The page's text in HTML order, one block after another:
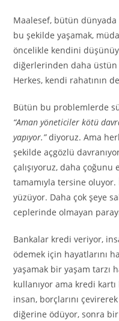
Maalesef, bütün
bu şekilde yaşamak,
öncelikle kendini
diğerlerinden daha üstün
Herkes, kendi rahatının
Bütün bu problemlerde
“Aman yöneticiler kötü
yapıyor.”diyoruz. Ama
şekilde açgözlü
çalışıyoruz, daha çoğunu
tamamıyla tersine
yüzüyor. Daha çok şeye
ceplerinde olmayan
Bankalar kredi veriyor,
ödemek için hayatlarını
yaşamak bir yaşam tarzı
kullanıyor ama kredi
insan, borçlarını
diğerine ödüyor, sonra